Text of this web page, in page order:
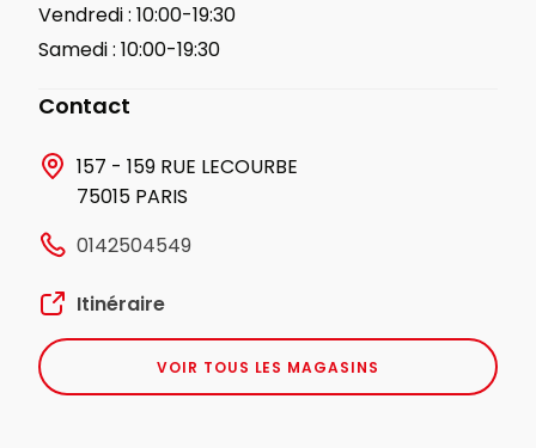
Vendredi : 10:00-19:30
Samedi : 10:00-19:30
Contact
157 - 159 RUE LECOURBE
75015 PARIS
0142504549
Itinéraire
VOIR TOUS LES MAGASINS